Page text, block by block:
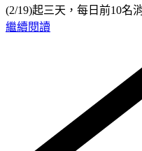
(2/19)起三天，每日前10名
繼續閱讀